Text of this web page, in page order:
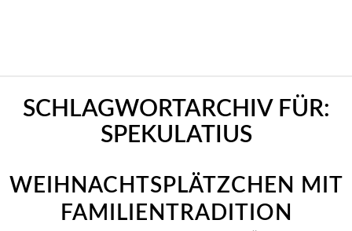
SCHLAGWORTARCHIV FÜR:
SPEKULATIUS
WEIHNACHTSPLÄTZCHEN MIT
FAMILIENTRADITION